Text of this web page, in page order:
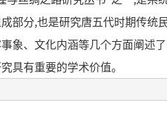
部分,也是研究唐五代时期传统
象、文化内涵等几个方面阐述
具有重要的学术价值。